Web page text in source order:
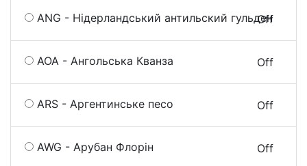
ANG - Нідерландський антильский гульден
On Off
AOA - Ангольська Кванза Off
ARS - Аргентинське песо Off
AWG - Арубан Флорін Off